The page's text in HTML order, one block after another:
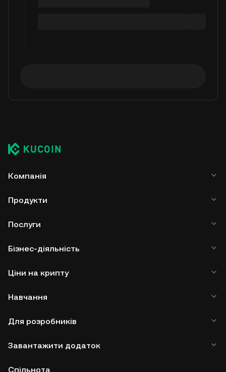
Компанія
Продукти
Послуги
Бізнес-діяльність
Ціни на крипту
Навчання
Для розробників
Завантажити додаток
Спільнота